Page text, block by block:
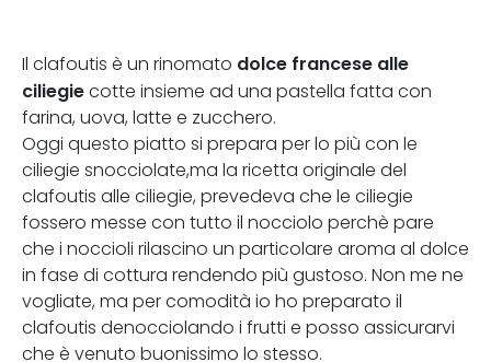
Il clafoutis è un rinomato dolce francese alle
ciliegie cotte insieme ad una pastella fatta con
farina, uova, latte e zucchero.
Oggi questo piatto si prepara per lo più con le
ciliegie snocciolate,ma la ricetta originale del
clafoutis alle ciliegie, prevedeva che le ciliegie
fossero messe con tutto il nocciolo perchè pare
che i noccioli rilascino un particolare aroma al dolce
in fase di cottura rendendo più gustoso. Non me ne
vogliate, ma per comodità io ho preparato il
clafoutis denocciolando i frutti e posso assicurarvi
che è venuto buonissimo lo stesso.